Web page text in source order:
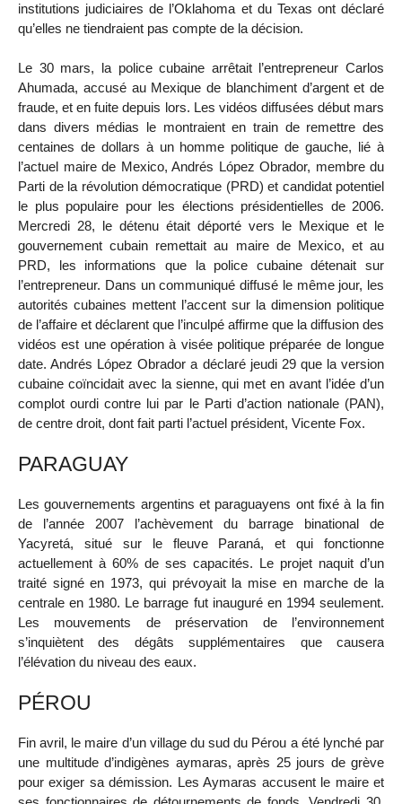
institutions judiciaires de l’Oklahoma et du Texas ont déclaré
qu’elles ne tiendraient pas compte de la décision.
Le 30 mars, la police cubaine arrêtait l’entrepreneur Carlos
Ahumada, accusé au Mexique de blanchiment d’argent et de
fraude, et en fuite depuis lors. Les vidéos diffusées début mars
dans divers médias le montraient en train de remettre des
centaines de dollars à un homme politique de gauche, lié à
l’actuel maire de Mexico, Andrés López Obrador, membre du
Parti de la révolution démocratique (PRD) et candidat potentiel
le plus populaire pour les élections présidentielles de 2006.
Mercredi 28, le détenu était déporté vers le Mexique et le
gouvernement cubain remettait au maire de Mexico, et au
PRD, les informations que la police cubaine détenait sur
l’entrepreneur. Dans un communiqué diffusé le même jour, les
autorités cubaines mettent l’accent sur la dimension politique
de l’affaire et déclarent que l’inculpé affirme que la diffusion des
vidéos est une opération à visée politique préparée de longue
date. Andrés López Obrador a déclaré jeudi 29 que la version
cubaine coïncidait avec la sienne, qui met en avant l’idée d’un
complot ourdi contre lui par le Parti d’action nationale (PAN),
de centre droit, dont fait parti l’actuel président, Vicente Fox.
PARAGUAY
Les gouvernements argentins et paraguayens ont fixé à la fin
de l’année 2007 l’achèvement du barrage binational de
Yacyretá, situé sur le fleuve Paraná, et qui fonctionne
actuellement à 60% de ses capacités. Le projet naquit d’un
traité signé en 1973, qui prévoyait la mise en marche de la
centrale en 1980. Le barrage fut inauguré en 1994 seulement.
Les mouvements de préservation de l’environnement
s’inquiètent des dégâts supplémentaires que causera
l’élévation du niveau des eaux.
PÉROU
Fin avril, le maire d’un village du sud du Pérou a été lynché par
une multitude d’indigènes aymaras, après 25 jours de grève
pour exiger sa démission. Les Aymaras accusent le maire et